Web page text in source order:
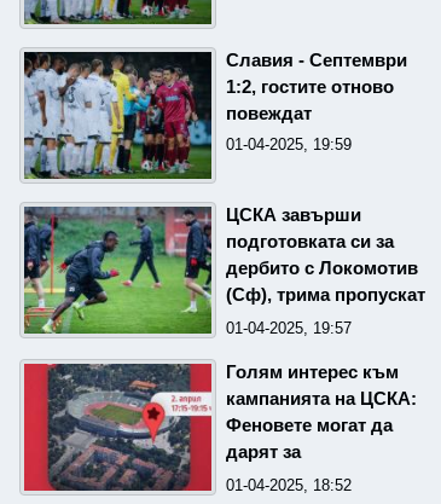
Славия - Септември
1:2, гостите отново
повеждат
01-04-2025, 19:59
ЦСКА завърши
подготовката си за
дербито с Локомотив
(Сф), трима пропускат
двубоя
01-04-2025, 19:57
Голям интерес към
кампанията на ЦСКА:
Феновете могат да
дарят за
Великденската трапеза
01-04-2025, 18:52